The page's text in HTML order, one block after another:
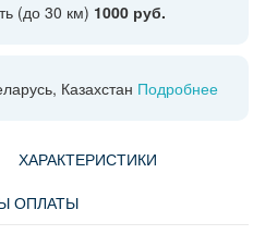
(до 30 км) 1000 руб.
Казахстан Подробнее
ХАРАКТЕРИСТИКИ
ОПЛАТЫ